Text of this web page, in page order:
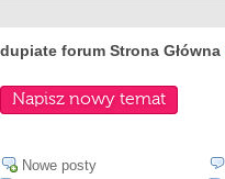
dupiate forum Strona Główna
Napisz nowy temat
Nowe posty